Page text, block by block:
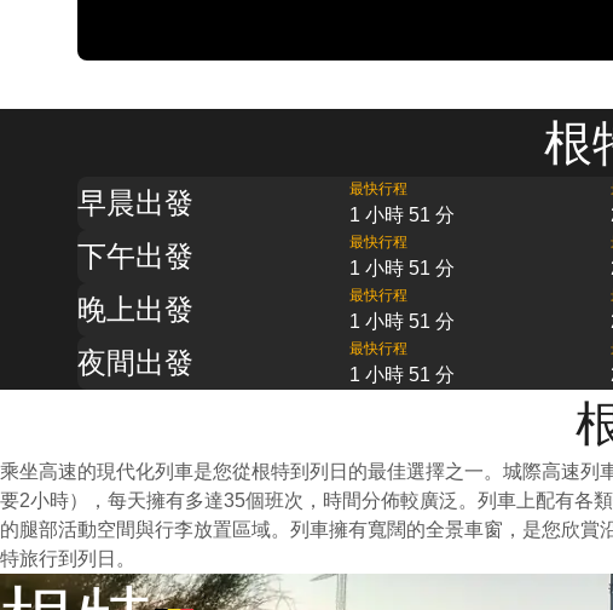
根
早晨出發 最快行程
1 小時 51 分
下午出發 最快行程
1 小時 51 分
晚上出發 最快行程
1 小時 51 分
夜間出發 最快行程
1 小時 51 分
乘坐高速的現代化列車是您從根特到列日的最佳選擇之一。城際高速
要2小時），每天擁有多達35個班次，時間分佈較廣泛。列車上配有各
的腿部活動空間與行李放置區域。列車擁有寬闊的全景車窗，是您欣
特旅行到列日。